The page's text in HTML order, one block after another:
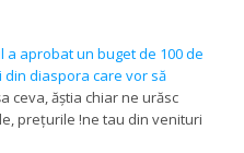
a aprobat un buget de 100 de
diaspora care vor să
ceva, ăștia chiar ne urăsc
prețurile !ne tau din venituri